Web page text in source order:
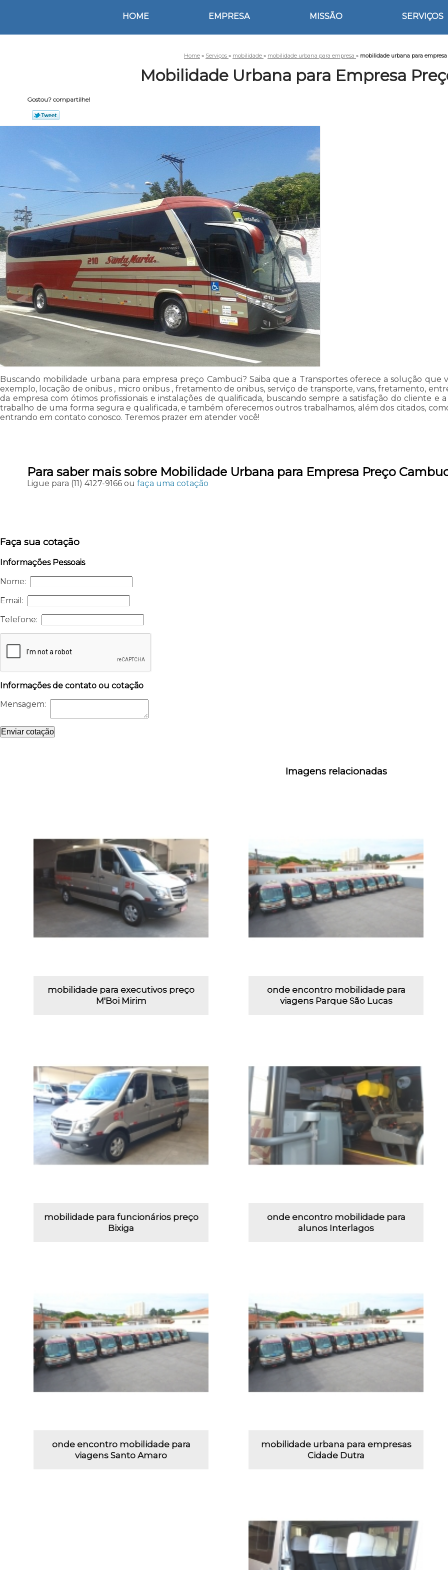
HOME EMPRESA MISSÃO SERVIÇOS
Home » Serviços » mobilidade » mobilidade urbana para empresa » mobilidade urbana para
Mobilidade Urbana para Empresa
Gostou? compartilhe!
Buscando mobilidade urbana para empresa preço Cambuci? Saiba que a Transportes oferece a solução
exemplo, locação de onibus , micro onibus , fretamento de onibus, serviço de transporte, vans, fretamento,
da empresa com ótimos profissionais e instalações de qualificada, buscando sempre a satisfação do cliente
trabalho de uma forma segura e qualificada, e também oferecemos outros trabalhamos, além dos citados,
entrando em contato conosco. Teremos prazer em atender você!
Para saber mais sobre Mobilidade Urbana para Empresa Preço
Ligue para (11) 4127-9166ou faça uma cotação
Faça sua cotação
Informações Pessoais
Nome:
Email:
Telefone:
Informações de contato ou cotação
Mensagem:
Enviar cotação
Imagens relacionadas
mobilidade para executivos preço
M'Boi Mirim
onde encontro mobilidade para
viagens Parque São Lucas
mobilidade para funcionários preço
Bixiga
onde encontro mobilidade para
alunos Interlagos
onde encontro mobilidade para
viagens Santo Amaro
mobilidade urbana para empresas
Cidade Dutra